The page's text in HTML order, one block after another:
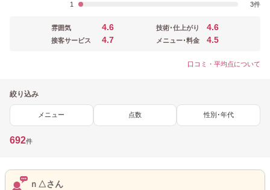
1
3
雰囲気 4.6
接客サービス 4.7
技術･仕上がり 4.6
メニュー･料金 4.5
口コミ・平均点について
絞り込み
メニュー 点数 性別･年代
692件
ｎ△さん